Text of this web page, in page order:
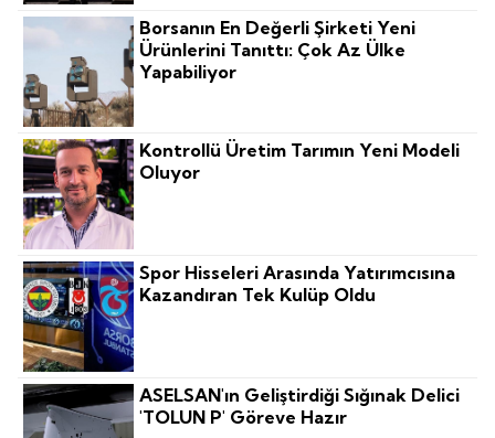
Borsanın En Değerli Şirketi Yeni
Ürünlerini Tanıttı: Çok Az Ülke
Yapabiliyor
Kontrollü Üretim Tarımın Yeni Modeli
Oluyor
Spor Hisseleri Arasında Yatırımcısına
Kazandıran Tek Kulüp Oldu
ASELSAN'ın Geliştirdiği Sığınak Delici
'TOLUN P' Göreve Hazır